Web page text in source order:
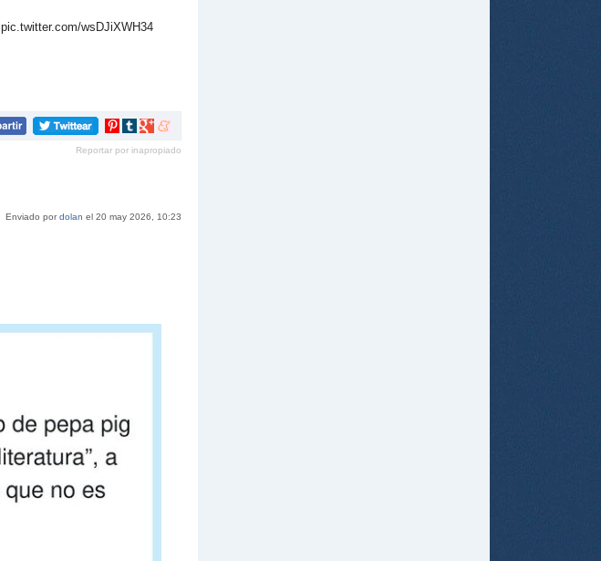
pic.twitter.com/wsDJiXWH34
Compartir
Pinterest
Compartir
tumblr
Compartir
Google+
Compartir
meneame
Reportar por inapropiado
Enviado pordolan el 20 may 2026, 10:23